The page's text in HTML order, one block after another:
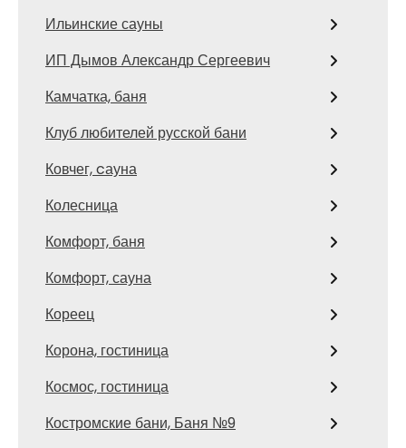
Ильинские сауны
ИП Дымов Александр Сергеевич
Камчатка, баня
Клуб любителей русской бани
Ковчег, cауна
Колесница
Комфорт, баня
Комфорт, сауна
Кореец
Корона, гостиница
Космос, гостиница
Костромские бани, Баня №9